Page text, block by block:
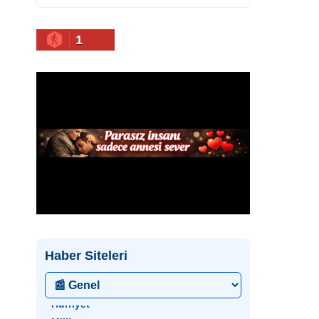
1
Haber Siteleri
• Hürriyet